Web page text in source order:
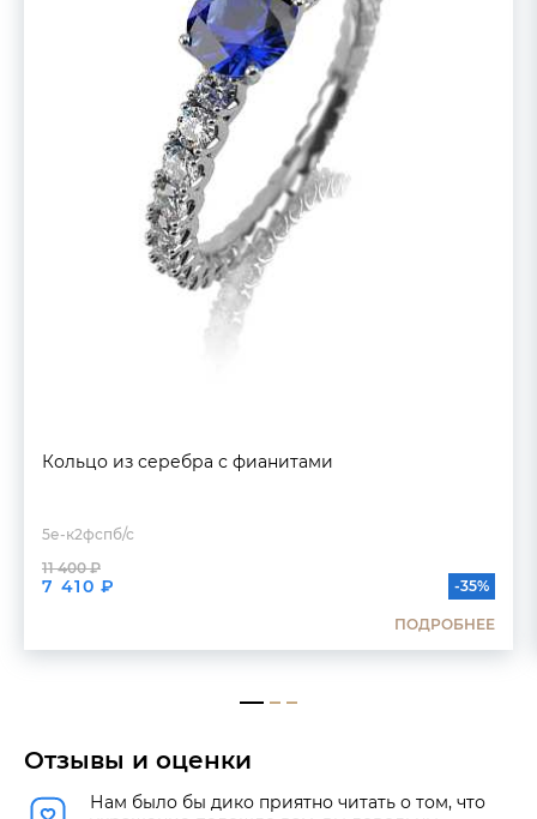
Кольцо из серебра с фианитами
5е-к2фспб/с
7 410 ₽
11 400 ₽
-35%
ПОДРОБНЕЕ
Отзывы и оценки
Нам было бы дико приятно читать о том, что